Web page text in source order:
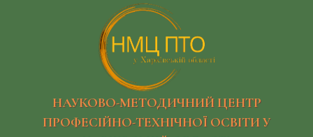
НАУКОВО-МЕТОДИЧНИЙ ЦЕНТР
ПРОФЕСІЙНО-ТЕХНІЧНОЇ ОСВІТИ У